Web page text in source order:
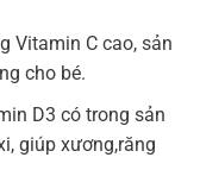
Vitamin C cao, sản
cho bé.
D3 có trong sản
giúp xương,răng